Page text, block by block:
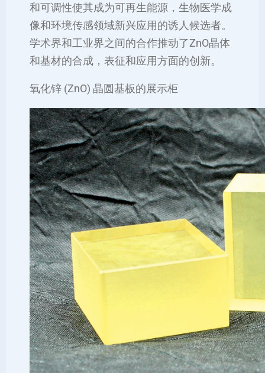
和可调性使其成为可再生能源，生物医学成
像和环境传感领域新兴应用的诱人候选者。
学术界和工业界之间的合作推动了ZnO晶体
和基材的合成，表征和应用方面的创新。
氧化锌 (ZnO) 晶圆基板的展示柜